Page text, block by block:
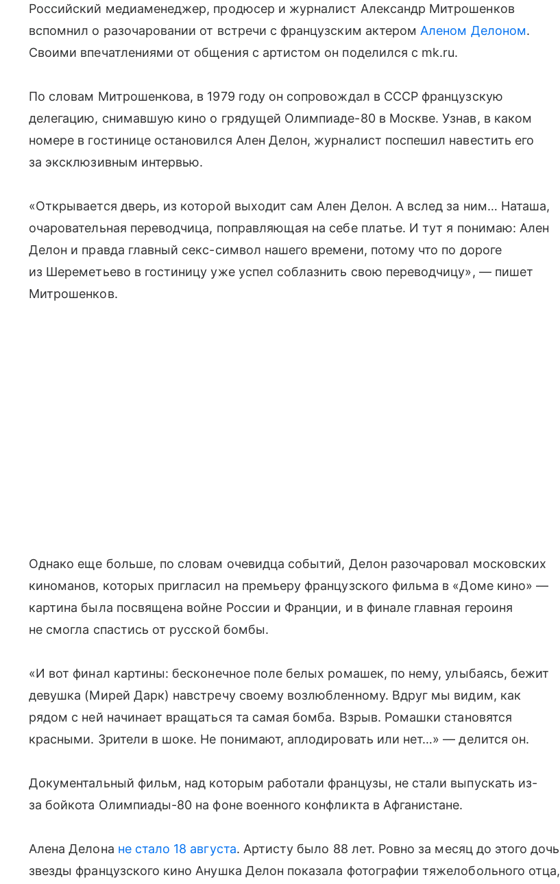
Российский медиаменеджер, продюсер и журналист Александр Митрошенков
вспомнил о разочаровании от встречи с французским актером Аленом Делоном.
Своими впечатлениями от общения с артистом он поделился с mk.ru.
По словам Митрошенкова, в 1979 году он сопровождал в СССР французскую
делегацию, снимавшую кино о грядущей Олимпиаде-80 в Москве. Узнав, в каком
номере в гостинице остановился Ален Делон, журналист поспешил навестить его
за эксклюзивным интервью.
«Открывается дверь, из которой выходит сам Ален Делон. А вслед за ним… Наташа,
очаровательная переводчица, поправляющая на себе платье. И тут я понимаю: Ален
Делон и правда главный секс-символ нашего времени, потому что по дороге
из Шереметьево в гостиницу уже успел соблазнить свою переводчицу», — пишет
Митрошенков.
Однако еще больше, по словам очевидца событий, Делон разочаровал московских
киноманов, которых пригласил на премьеру французского фильма в «Доме кино» —
картина была посвящена войне России и Франции, и в финале главная героиня
не смогла спастись от русской бомбы.
«И вот финал картины: бесконечное поле белых ромашек, по нему, улыбаясь, бежит
девушка (Мирей Дарк) навстречу своему возлюбленному. Вдруг мы видим, как
рядом с ней начинает вращаться та самая бомба. Взрыв. Ромашки становятся
красными. Зрители в шоке. Не понимают, аплодировать или нет…» — делится он.
Документальный фильм, над которым работали французы, не стали выпускать из-
за бойкота Олимпиады-80 на фоне военного конфликта в Афганистане.
Алена Делона не стало 18 августа. Артисту было 88 лет. Ровно за месяц до этого дочь
звезды французского кино Анушка Делон показала фотографии тяжелобольного отца,